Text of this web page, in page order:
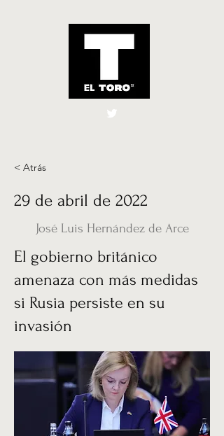
El Toro España
< Atrás
29 de abril de 2022
José Luis Hernández de Arce
El gobierno británico
amenaza con más medidas
si Rusia persiste en su
invasión